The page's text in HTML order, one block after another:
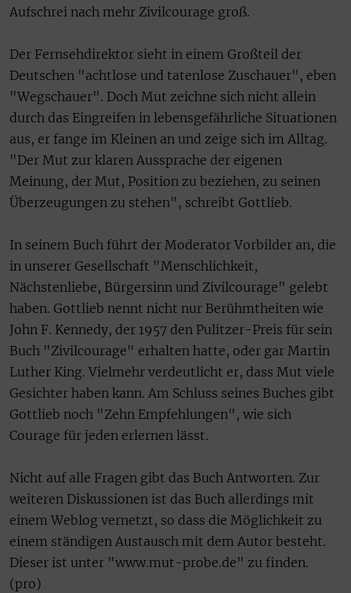
Aufschrei nach mehr Zivilcourage groß.
Der Fernsehdirektor sieht in einem Großteil der
Deutschen "achtlose und tatenlose Zuschauer", eben
"Wegschauer". Doch Mut zeichne sich nicht allein
durch das Eingreifen in lebensgefährliche Situationen
aus, er fange im Kleinen an und zeige sich im Alltag.
"Der Mut zur klaren Aussprache der eigenen
Meinung, der Mut, Position zu beziehen, zu seinen
Überzeugungen zu stehen", schreibt Gottlieb.
In seinem Buch führt der Moderator Vorbilder an, die
in unserer Gesellschaft "Menschlichkeit,
Nächstenliebe, Bürgersinn und Zivilcourage" gelebt
haben. Gottlieb nennt nicht nur Berühmtheiten wie
John F. Kennedy, der 1957 den Pulitzer-Preis für sein
Buch "Zivilcourage" erhalten hatte, oder gar Martin
Luther King. Vielmehr verdeutlicht er, dass Mut viele
Gesichter haben kann. Am Schluss seines Buches gibt
Gottlieb noch "Zehn Empfehlungen", wie sich
Courage für jeden erlernen lässt.
Nicht auf alle Fragen gibt das Buch Antworten. Zur
weiteren Diskussionen ist das Buch allerdings mit
einem Weblog vernetzt, so dass die Möglichkeit zu
einem ständigen Austausch mit dem Autor besteht.
Dieser ist unter "www.mut-probe.de" zu finden.
(pro)